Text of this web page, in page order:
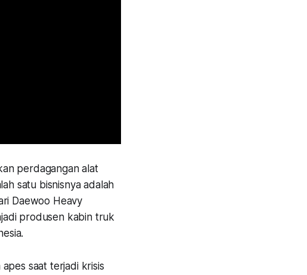
perdagangan alat
satu bisnisnya adalah
Daewoo Heavy
produsen kabin truk
saat terjadi krisis